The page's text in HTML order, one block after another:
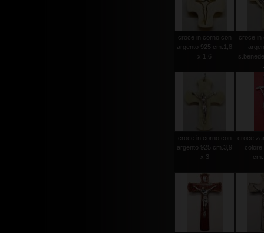
croce in corno con
argento 925 cm.1,8
x 1,6
croce in
croce in corno con
argento 925 cm.3,9
x 3
croce
colore